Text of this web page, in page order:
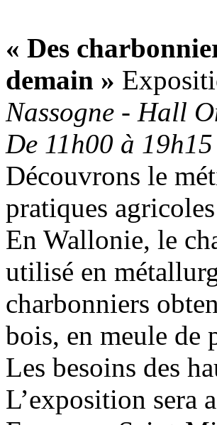
« Des
demain »
Nassogne - Hall
De 11h00 à 19h15
Découvrons le
pratiques
En Wallonie, le
utilisé en
charbonniers
bois, en meule de
Les besoins des
L’exposition sera